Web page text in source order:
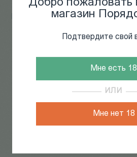
Добро пожаловать
магазин
Подтвердите свой
Мне есть 18
ИЛИ
Мне нет 18
КАТАЛОГ КНИГ /
180 из 235